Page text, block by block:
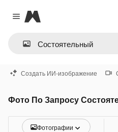
Close menu
Magnific
Создать ИИ-изображение
Фото По Запросу
Фотографии